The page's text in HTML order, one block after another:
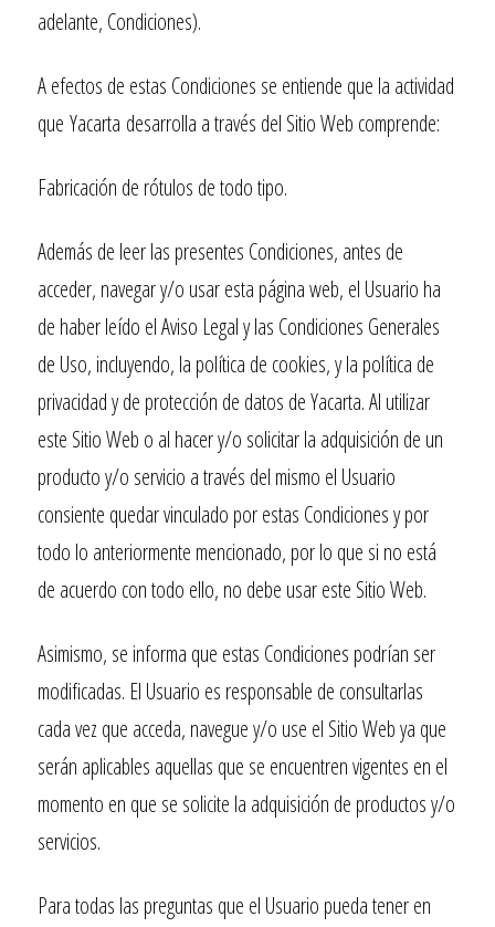
adelante, Condiciones).
A efectos de estas Condiciones se entiende que la actividad
que Yacarta desarrolla a través del Sitio Web comprende:
Fabricación de rótulos de todo tipo.
Además de leer las presentes Condiciones, antes de
acceder, navegar y/o usar esta página web, el Usuario ha
de haber leído el Aviso Legal y las Condiciones Generales
de Uso, incluyendo, la política de cookies, y la política de
privacidad y de protección de datos de Yacarta. Al utilizar
este Sitio Web o al hacer y/o solicitar la adquisición de un
producto y/o servicio a través del mismo el Usuario
consiente quedar vinculado por estas Condiciones y por
todo lo anteriormente mencionado, por lo que si no está
de acuerdo con todo ello, no debe usar este Sitio Web.
Asimismo, se informa que estas Condiciones podrían ser
modificadas. El Usuario es responsable de consultarlas
cada vez que acceda, navegue y/o use el Sitio Web ya que
serán aplicables aquellas que se encuentren vigentes en el
momento en que se solicite la adquisición de productos y/o
servicios.
Para todas las preguntas que el Usuario pueda tener en